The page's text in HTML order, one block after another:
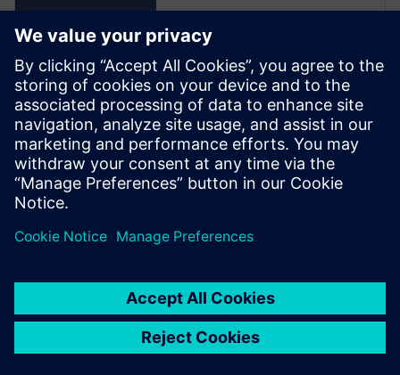
vous permettra de découvrir le
logiciel PLM cloud le plus
utilisé au monde. Découvrez
comment les autres
entreprises exploitent les
fonctionnalités de cette
solution pour travailler plus
efficacement...